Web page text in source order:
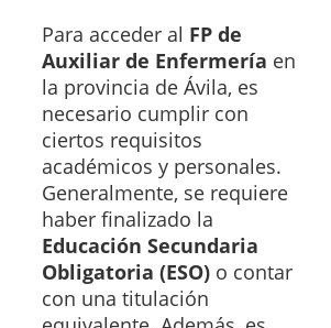
Para acceder al FP de
Auxiliar de Enfermería en
la provincia de Ávila, es
necesario cumplir con
ciertos requisitos
académicos y personales.
Generalmente, se requiere
haber finalizado la
Educación Secundaria
Obligatoria (ESO) o contar
con una titulación